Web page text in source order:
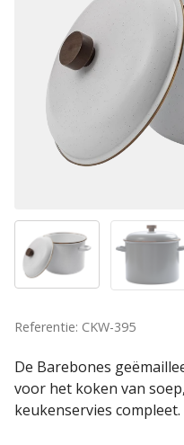
Referentie: CKW-395
De Barebones
voor het koken van
keukenservies compleet.